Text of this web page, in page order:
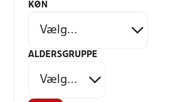
KØN
ALDERSGRUPPE